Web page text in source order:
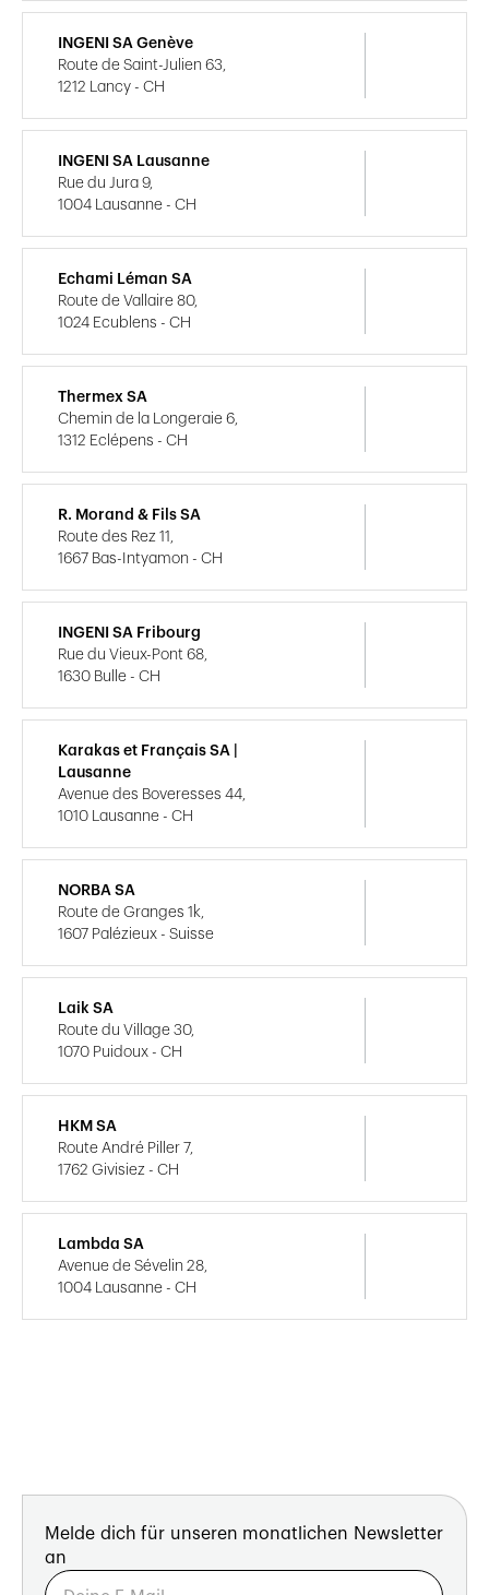
INGENI SA Genève
Route de Saint-Julien 63,
1212 Lancy - CH
INGENI SA Lausanne
Rue du Jura 9,
1004 Lausanne - CH
Echami Léman SA
Route de Vallaire 80,
1024 Ecublens - CH
Thermex SA
Chemin de la Longeraie 6,
1312 Eclépens - CH
R. Morand & Fils SA
Route des Rez 11,
1667 Bas-Intyamon - CH
INGENI SA Fribourg
Rue du Vieux-Pont 68,
1630 Bulle - CH
Karakas et Français SA |
Lausanne
Avenue des Boveresses 44,
1010 Lausanne - CH
NORBA SA
Route de Granges 1k,
1607 Palézieux - Suisse
Laik SA
Route du Village 30,
1070 Puidoux - CH
HKM SA
Route André Piller 7,
1762 Givisiez - CH
Lambda SA
Avenue de Sévelin 28,
1004 Lausanne - CH
Melde dich für unseren monatlichen Newsletter
an